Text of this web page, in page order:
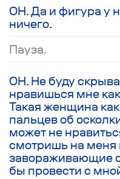
ОН. Да и фигура у
ничего.
Пауза.
ОН. Не буду
нравишься мне
Такая женщина
пальцев об
может не
смотришь на меня
завораживающие
бы провести с